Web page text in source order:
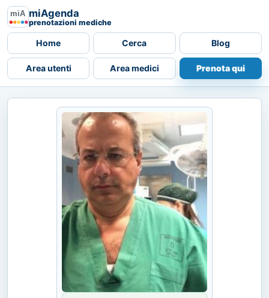
miAgenda
prenotazioni mediche
Home Cerca Blog
Area utenti Area medici Prenota qui